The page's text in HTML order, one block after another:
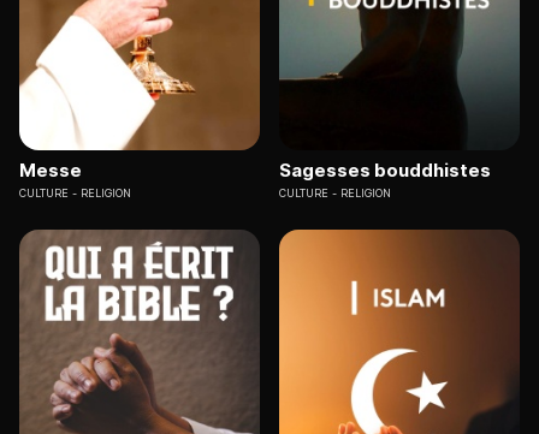
Messe
CULTURE RELIGION
Sagesses bouddhistes
CULTURE RELIGION